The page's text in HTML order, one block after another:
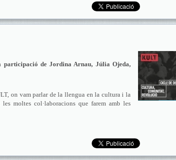
participació de Jordina Arnau, Júlia Ojeda,
on vam parlar de la llengua en la cultura i la
moltes col·laboracions que farem amb les